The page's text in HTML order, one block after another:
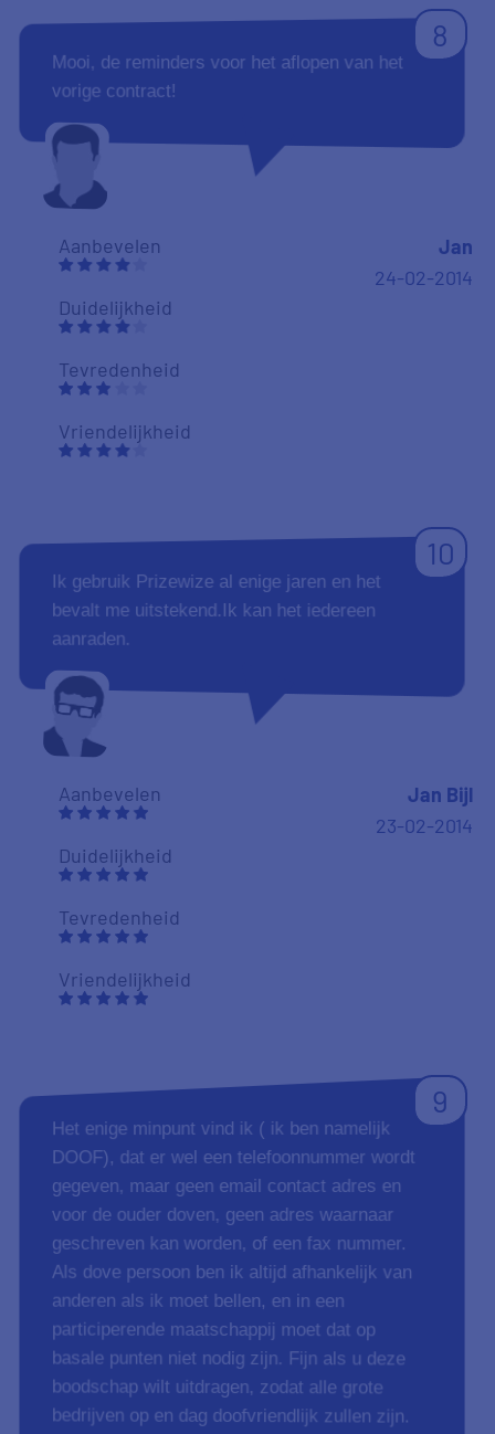
8
Mooi, de reminders voor het aflopen van het
vorige contract!
Aanbevelen
Duidelijkheid
Tevredenheid
Vriendelijkheid
Jan
24-02-2014
10
Ik gebruik Prizewize al enige jaren en het
bevalt me uitstekend.Ik kan het iedereen
aanraden.
Aanbevelen
Duidelijkheid
Tevredenheid
Vriendelijkheid
Jan Bijl
23-02-2014
9
Het enige minpunt vind ik ( ik ben namelijk
DOOF), dat er wel een telefoonnummer wordt
gegeven, maar geen email contact adres en
voor de ouder doven, geen adres waarnaar
geschreven kan worden, of een fax nummer.
Als dove persoon ben ik altijd afhankelijk van
anderen als ik moet bellen, en in een
participerende maatschappij moet dat op
basale punten niet nodig zijn. Fijn als u deze
boodschap wilt uitdragen, zodat alle grote
bedrijven op en dag doofvriendlijk zullen zijn.